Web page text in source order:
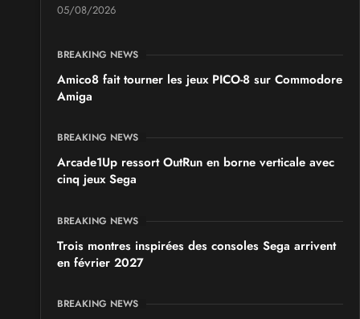
05/08/2026
BREAKING NEWS
Amico8 fait tourner les jeux PICO-8 sur Commodore
Amiga
BREAKING NEWS
Arcade1Up ressort OutRun en borne verticale avec
cinq jeux Sega
BREAKING NEWS
Trois montres inspirées des consoles Sega arrivent
en février 2027
BREAKING NEWS